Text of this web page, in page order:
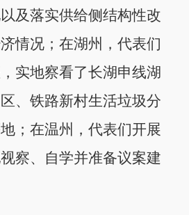
及落实供给侧结构性改
情况；在湖州，代表们
实地察看了长湖申线湖
、铁路新村生活垃圾分
；在温州，代表们开展
察、自学并准备议案建